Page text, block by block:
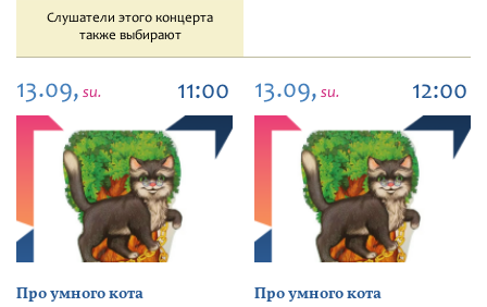
Слушатели этого концерта
также выбирают
13.09, su. 11:00
Про умного кота
13.09, su. 12:00
Про умного кота